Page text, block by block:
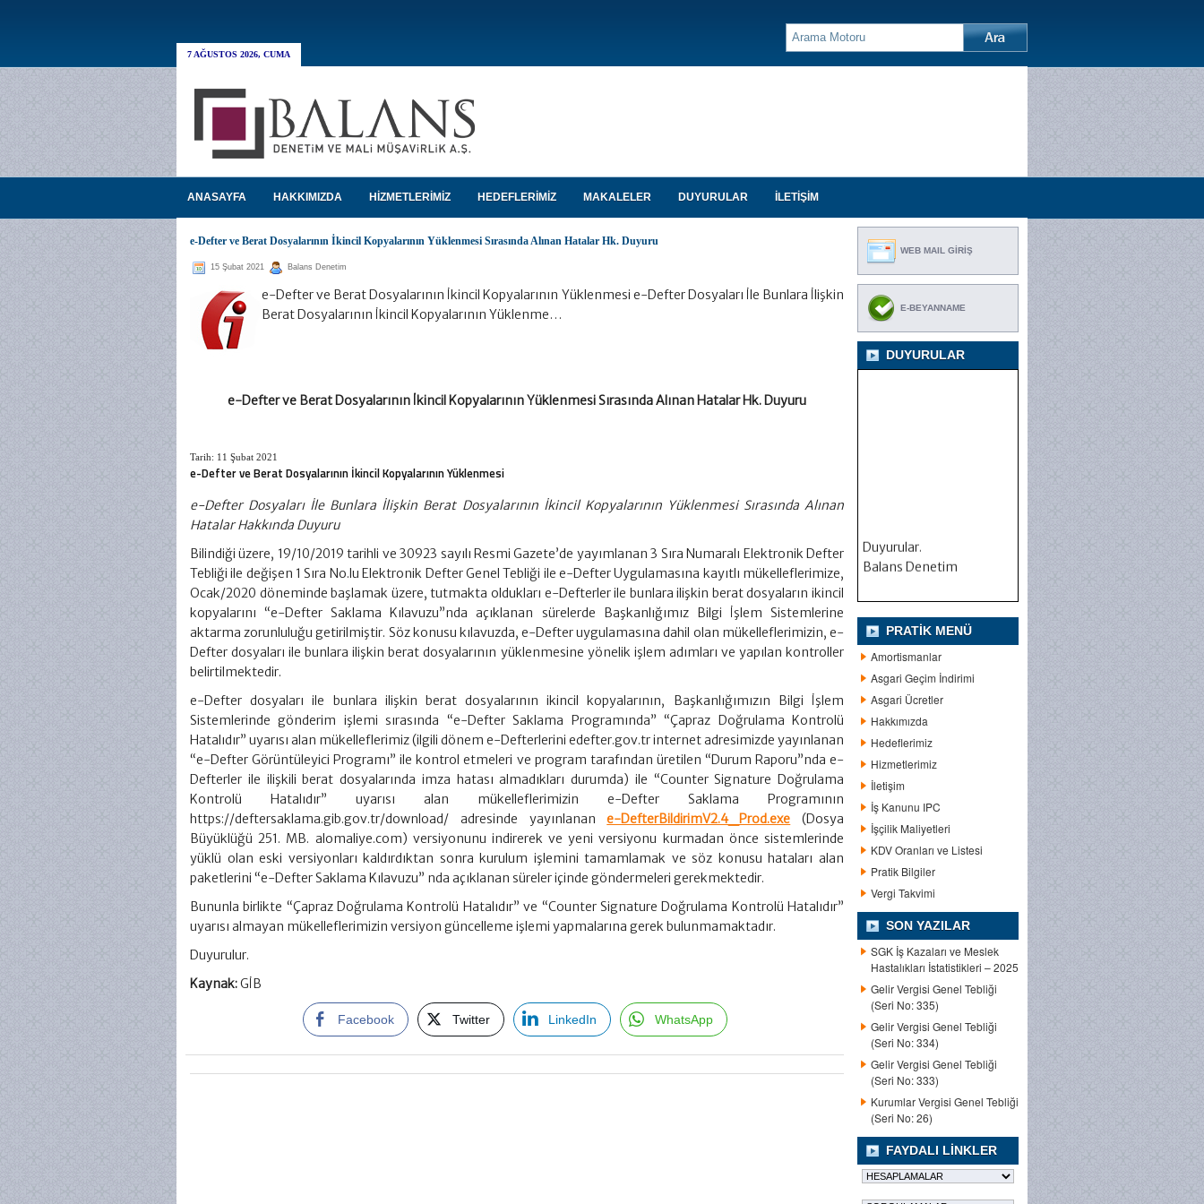
7 AĞUSTOS 2026, CUMA
ANASAYFA HAKKIMIZDA HİZMETLERİMİZ HEDEFLERİMİZ MAKALELER DUYURULAR İLETİŞİM
e-Defter ve Berat Dosyalarının İkincil Kopyalarının Yüklenmesi Sırasında Alınan Hatalar Hk. Duyuru
15 Şubat 2021 Balans Denetim
e-Defter ve Berat Dosyalarının İkincil Kopyalarının Yüklenmesi e-Defter Dosyaları İle Bunlara İlişkin
Berat Dosyalarının İkincil Kopyalarının Yüklenme…
e-Defter ve Berat Dosyalarının İkincil Kopyalarının Yüklenmesi Sırasında Alınan Hatalar Hk. Duyuru
Tarih: 11 Şubat 2021
e-Defter ve Berat Dosyalarının İkincil Kopyalarının Yüklenmesi
e-Defter Dosyaları İle Bunlara İlişkin Berat Dosyalarının İkincil Kopyalarının Yüklenmesi Sırasında Alınan
Hatalar Hakkında Duyuru
Bilindiği üzere, 19/10/2019 tarihli ve 30923 sayılı Resmi Gazete’de yayımlanan 3 Sıra Numaralı Elektronik Defter
Tebliği ile değişen 1 Sıra No.lu Elektronik Defter Genel Tebliği ile e-Defter Uygulamasına kayıtlı mükelleflerimize,
Ocak/2020 döneminde başlamak üzere, tutmakta oldukları e-Defterler ile bunlara ilişkin berat dosyaların ikincil
kopyalarını “e-Defter Saklama Kılavuzu”nda açıklanan sürelerde Başkanlığımız Bilgi İşlem Sistemlerine
aktarma zorunluluğu getirilmiştir. Söz konusu kılavuzda, e-Defter uygulamasına dahil olan mükelleflerimizin, e-
Defter dosyaları ile bunlara ilişkin berat dosyalarının yüklenmesine yönelik işlem adımları ve yapılan kontroller
belirtilmektedir.
e-Defter dosyaları ile bunlara ilişkin berat dosyalarının ikincil kopyalarının, Başkanlığımızın Bilgi İşlem
Sistemlerinde gönderim işlemi sırasında “e-Defter Saklama Programında” “Çapraz Doğrulama Kontrolü
Hatalıdır” uyarısı alan mükelleflerimiz (ilgili dönem e-Defterlerini edefter.gov.tr internet adresimizde yayınlanan
“e-Defter Görüntüleyici Programı” ile kontrol etmeleri ve program tarafından üretilen “Durum Raporu”nda e-
Defterler ile ilişkili berat dosyalarında imza hatası almadıkları durumda) ile “Counter Signature Doğrulama
Kontrolü Hatalıdır” uyarısı alan mükelleflerimizin e-Defter Saklama Programının
https://deftersaklama.gib.gov.tr/download/ adresinde yayınlanan
e-DefterBildirimV2.4_Prod.exe (Dosya
Büyüklüğü 251. MB. alomaliye.com) versiyonunu indirerek ve yeni versiyonu kurmadan önce sistemlerinde
yüklü olan eski versiyonları kaldırdıktan sonra kurulum işlemini tamamlamak ve söz konusu hataları alan
paketlerini “e-Defter Saklama Kılavuzu” nda açıklanan süreler içinde göndermeleri gerekmektedir.
Bununla birlikte “Çapraz Doğrulama Kontrolü Hatalıdır” ve “Counter Signature Doğrulama Kontrolü Hatalıdır”
uyarısı almayan mükelleflerimizin versiyon güncelleme işlemi yapmalarına gerek bulunmamaktadır.
Duyurulur.
Kaynak:GİB
Facebook Twitter LinkedIn WhatsApp
WEB MAIL GİRİŞ
E-BEYANNAME
DUYURULAR
Duyurular.
Balans Denetim
PRATIK MENÜ
Amortismanlar
Asgari Geçim İndirimi
Asgari Ücretler
Hakkımızda
Hedeflerimiz
Hizmetlerimiz
İletişim
İş Kanunu IPC
İşçilik Maliyetleri
KDV Oranları ve Listesi
Pratik Bilgiler
Vergi Takvimi
SON YAZILAR
SGK İş Kazaları ve Meslek
Hastalıkları İstatistikleri – 2025
Gelir Vergisi Genel Tebliği
(Seri No: 335)
Gelir Vergisi Genel Tebliği
(Seri No: 334)
Gelir Vergisi Genel Tebliği
(Seri No: 333)
Kurumlar Vergisi Genel Tebliği
(Seri No: 26)
FAYDALI LINKLER